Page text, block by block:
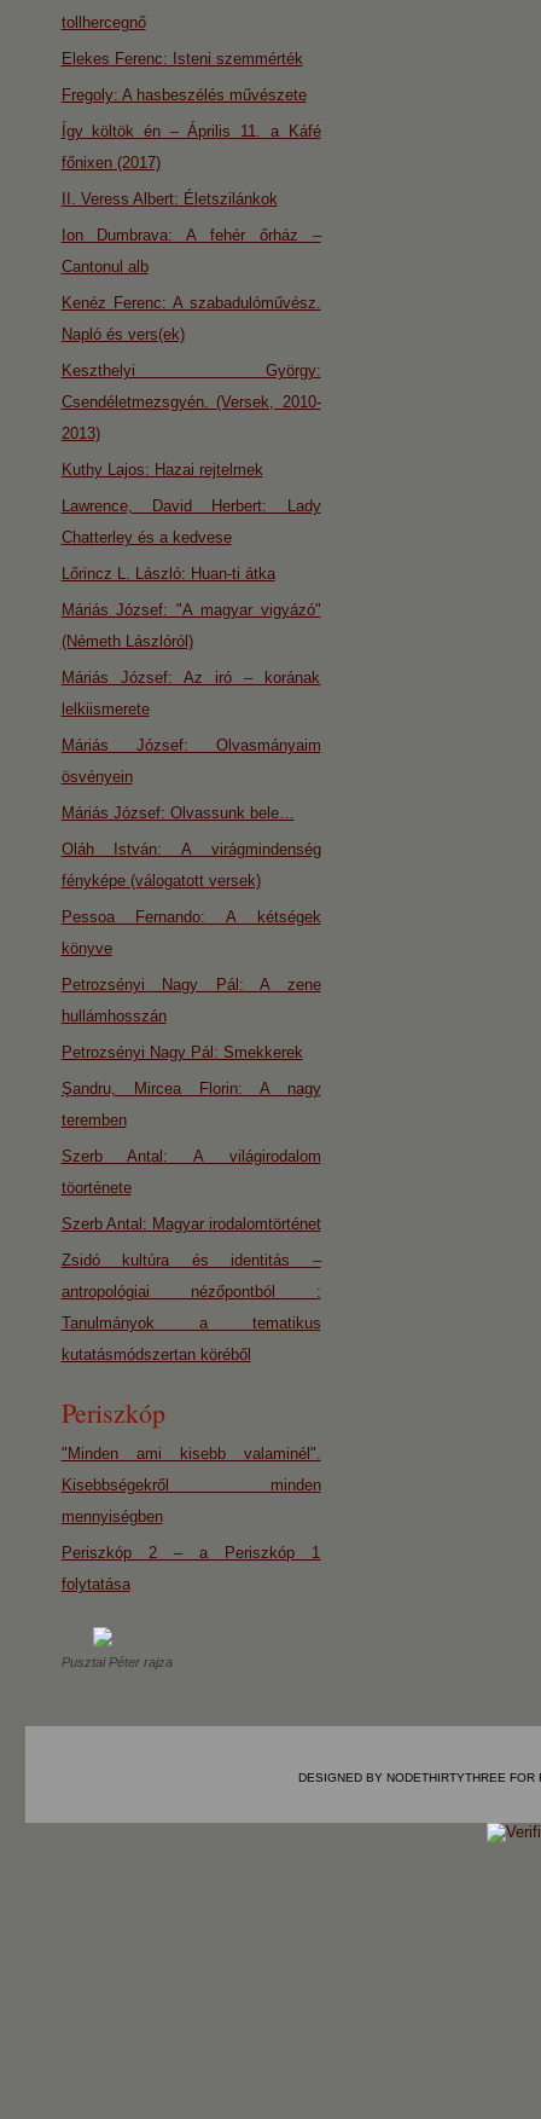
tollhercegnő
Elekes Ferenc: Isteni szemmérték
Fregoly: A hasbeszélés művészete
Így költök én – Április 11. a Káfé
főnixen (2017)
II. Veress Albert: Életszilánkok
Ion Dumbrava: A fehér őrház –
Cantonul alb
Kenéz Ferenc: A szabadulóművész.
Napló és vers(ek)
Keszthelyi György:
Csendéletmezsgyén. (Versek, 2010-
2013)
Kuthy Lajos: Hazai rejtelmek
Lawrence, David Herbert: Lady
Chatterley és a kedvese
Lőrincz L. László: Huan-ti átka
Máriás József: "A magyar vigyázó"
(Németh Lászlóról)
Máriás József: Az iró – korának
lelkiismerete
Máriás József: Olvasmányaim
ösvényein
Máriás József: Olvassunk bele…
Oláh István: A virágmindenség
fényképe (válogatott versek)
Pessoa Fernando: A kétségek
könyve
Petrozsényi Nagy Pál: A zene
hullámhosszán
Petrozsényi Nagy Pál: Smekkerek
Şandru, Mircea Florin: A nagy
teremben
Szerb Antal: A világirodalom
töorténete
Szerb Antal: Magyar irodalomtörténet
Zsidó kultúra és identitás –
antropológiai nézőpontból :
Tanulmányok a tematikus
kutatásmódszertan köréből
Periszkóp
"Minden ami kisebb valaminél".
Kisebbségekről minden
mennyiségben
Periszkóp 2 – a Periszkóp 1
folytatása
Pusztai Péter rajza
DESIGNED BY NODETHIRTYTHREE FOR